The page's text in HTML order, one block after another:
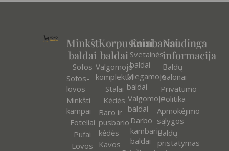
Minkšti
baldai
Sofos
Sofos-
lovos
Minkšti
kampai
Foteliai
Pufai
Lovos
Korpusiniai
baldai
Valgomojo
komplektai
Stalai
Kėdės
Baro ir
pusbario
kėdės
Kavos
Kambariai
Svetainės
baldai
Miegamojo
baldai
Valgomojo
baldai
Darbo
kambario
baldai
Naudinga
informacija
Baldų
salonai
Privatumo
Politika
Apmokėjimo
sąlygos
Baldų
pristatymas